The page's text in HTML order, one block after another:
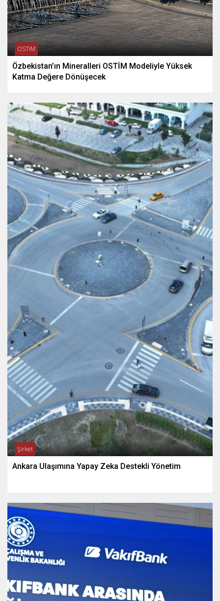
OSTİM
Özbekistan’ın Mineralleri OSTİM Modeliyle Yüksek
Katma Değere Dönüşecek
Şirket
Ankara Ulaşımına Yapay Zeka Destekli Yönetim